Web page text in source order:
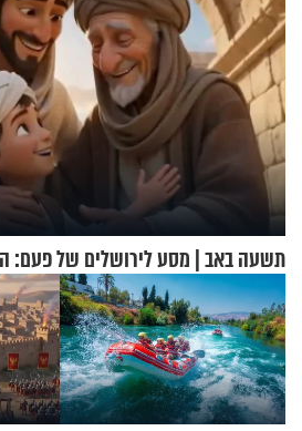
תשעה באב | מסע לירושלים של פעם: